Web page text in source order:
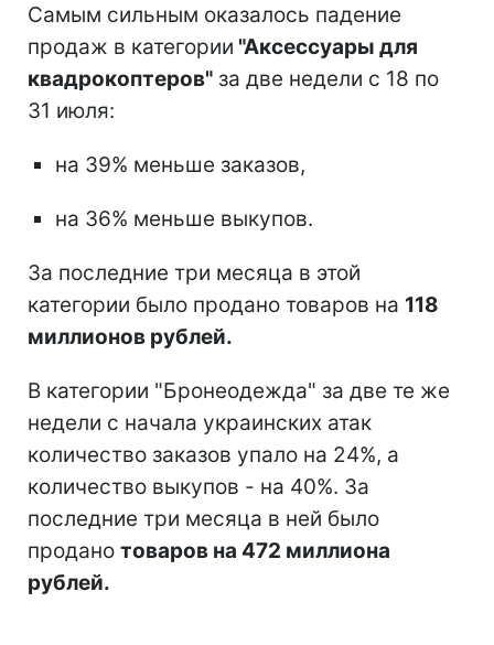
Самым сильным оказалось падение
продаж в категории "Аксессуары для
квадрокоптеров" за две недели с 18 по
31 июля:
на 39% меньше заказов,
на 36% меньше выкупов.
За последние три месяца в этой
категории было продано товаров на 118
миллионов рублей.
В категории "Бронеодежда" за две те же
недели с начала украинских атак
количество заказов упало на 24%, а
количество выкупов - на 40%. За
последние три месяца в ней было
продано товаров на 472 миллиона
рублей.